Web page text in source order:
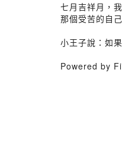
七月吉祥月，
那個受苦的自
小王子說：如
Powered by